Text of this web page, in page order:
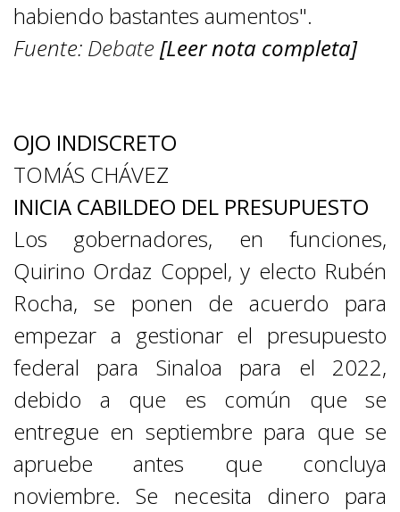
habiendo bastantes aumentos".
Fuente: Debate [Leer nota completa]
OJO INDISCRETO
TOMÁS CHÁVEZ
INICIA CABILDEO DEL PRESUPUESTO
Los gobernadores, en funciones,
Quirino Ordaz Coppel, y electo Rubén
Rocha, se ponen de acuerdo para
empezar a gestionar el presupuesto
federal para Sinaloa para el 2022,
debido a que es común que se
entregue en septiembre para que se
apruebe antes que concluya
noviembre. Se necesita dinero para